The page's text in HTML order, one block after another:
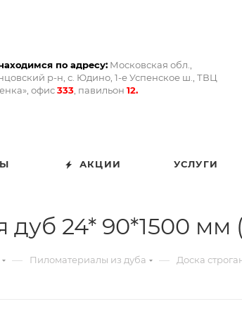
по адресу: Московская обл.,
р-н, с. Юдино, 1-е Успенское ш., ТВЦ
офис333 , павильон 12.
АКЦИИ УСЛУГИ
дуб 24* 90*1500
— Пиломатериалы из дуба — Доска